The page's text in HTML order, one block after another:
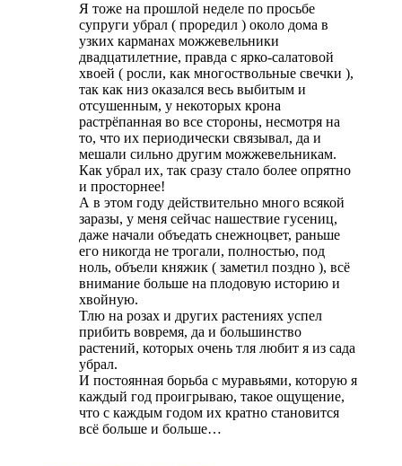
Я тоже на прошлой неделе по просьбе
супруги убрал ( проредил ) около дома в
узких карманах можжевельники
двадцатилетние, правда с ярко-салатовой
хвоей ( росли, как многоствольные свечки ),
так как низ оказался весь выбитым и
отсушенным, у некоторых крона
растрёпанная во все стороны, несмотря на
то, что их периодически связывал, да и
мешали сильно другим можжевельникам.
Как убрал их, так сразу стало более опрятно
и просторнее!
А в этом году действительно много всякой
заразы, у меня сейчас нашествие гусениц,
даже начали объедать снежноцвет, раньше
его никогда не трогали, полностью, под
ноль, объели княжик ( заметил поздно ), всё
внимание больше на плодовую историю и
хвойную.
Тлю на розах и других растениях успел
прибить вовремя, да и большинство
растений, которых очень тля любит я из сада
убрал.
И постоянная борьба с муравьями, которую я
каждый год проигрываю, такое ощущение,
что с каждым годом их кратно становится
всё больше и больше…